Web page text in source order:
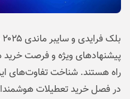
پیشنهادهای ویژه و فرصت خرید
راه هستند. شناخت تفاوت‌های
در فصل خرید تعطیلات